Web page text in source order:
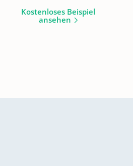
Kostenloses Beispiel
ansehen